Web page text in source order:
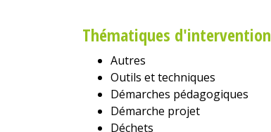
Thématiques d'intervention
Autres
Outils et techniques
Démarches pédagogiques
Démarche projet
Déchets